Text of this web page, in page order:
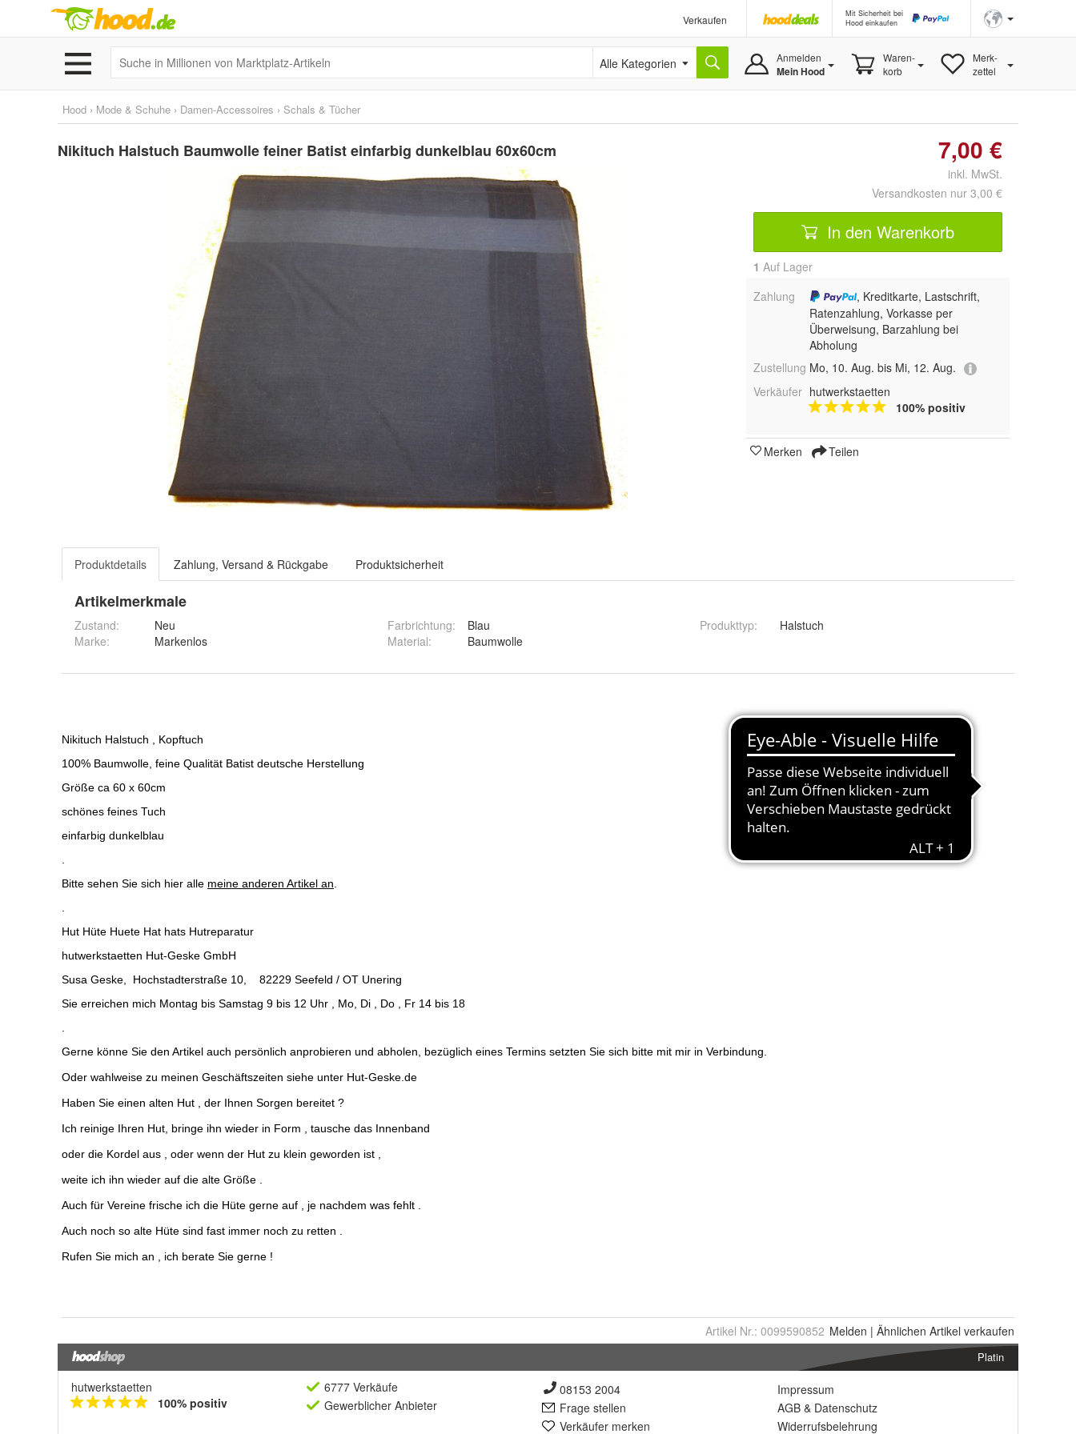
Verkaufen
Mit Sicherheit bei
Hood einkaufen
Alle Kategorien Anmelden
Mein Hood
Waren-
korb
Merk-
zettel
Hood › Mode & Schuhe › Damen-Accessoires › Schals & Tücher
Nikituch Halstuch Baumwolle feiner Batist einfarbig dunkelblau 60x60cm 7,00 €
inkl. MwSt.
Versandkosten nur 3,00 €
In den Warenkorb
1 Auf Lager
Zahlung
, Kreditkarte, Lastschrift,
Ratenzahlung, Vorkasse per
Überweisung, Barzahlung bei
Abholung
Zustellung Mo, 10. Aug. bis Mi, 12. Aug.
Verkäufer hutwerkstaetten
100% positiv
Merken Teilen
Produktdetails Zahlung, Versand & Rückgabe Produktsicherheit
Artikelmerkmale
Zustand:
Neu
Marke:
Markenlos
Farbrichtung:
Blau
Material: Baumwolle
Produkttyp: Halstuch
Artikel Nr.: 0099590852 Melden | Ähnlichen Artikel verkaufen
Platin
hutwerkstaetten
100% positiv
6777 Verkäufe
Gewerblicher Anbieter
08153 2004
Frage stellen
Verkäufer merken
Impressum
AGB & Datenschutz
Widerrufsbelehrung